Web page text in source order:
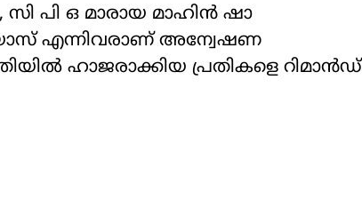
ഒ മാരായ മാഹിൻ ഷാ
എന്നിവരാണ് അന്വേഷണ
ഹാജരാക്കിയ പ്രതികളെ റിമാൻഡ്